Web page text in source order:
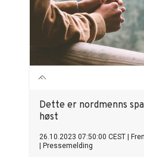
Dette er nordmenns
høst
26.10.2023 07:50:00 CEST
Pressemelding